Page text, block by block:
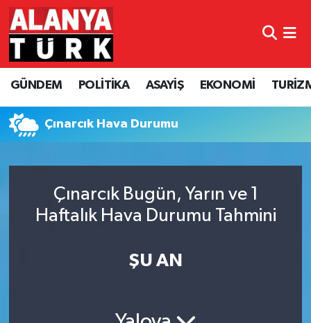
GÜNDEM POLİTİKA ASAYİŞ EKONOMİ
Çınarcık Hava Durumu
Çınarcık Bugün, Yarın ve 1
Haftalık Hava Durumu Tahmini
ŞU AN
GÜNDEM
POLİTİKA
ASAYİŞ
TURİZM
Nöbetçi Eczaneler
Hava Durumu
Namaz Vakitleri
Süper Lig Puan Durumu ve Fikstür
Son Dakika Haberleri